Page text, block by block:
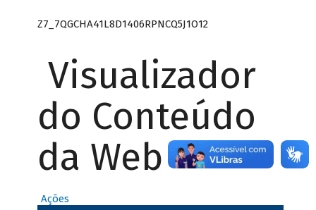
Z7_7QGCHA41L8D1406RPNCQ5J1O12
Visualizador
do Conteúdo
da Web
Ações